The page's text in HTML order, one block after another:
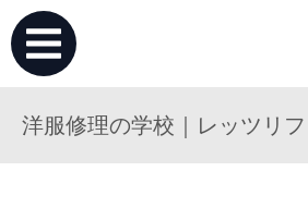
洋服修理の学校｜レッツリ